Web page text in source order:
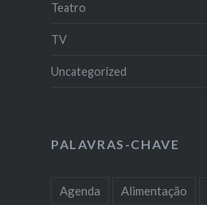
Teatro
TV
Uncategorized
PALAVRAS-CHAVE
Agenda Alimentação